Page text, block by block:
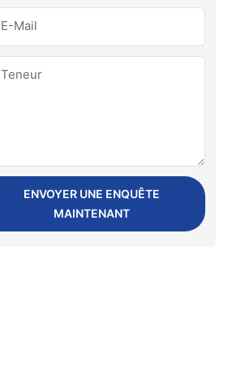
E-Mail
Teneur
ENVOYER UNE ENQUÊTE
MAINTENANT